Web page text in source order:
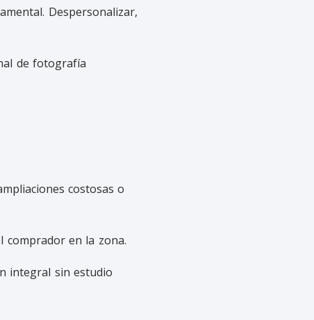
Despersonalizar,
de fotografía
costosas o
comprador en la zona.
integral sin estudio